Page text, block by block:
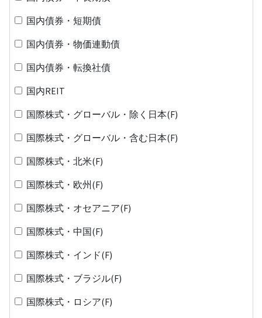
国内債券・短期債
国内債券・物価連動債
国内債券・転換社債
国内REIT
国際株式・グローバル・除く日本(F)
国際株式・グローバル・含む日本(F)
国際株式・北米(F)
国際株式・欧州(F)
国際株式・オセアニア(F)
国際株式・中国(F)
国際株式・インド(F)
国際株式・ブラジル(F)
国際株式・ロシア(F)